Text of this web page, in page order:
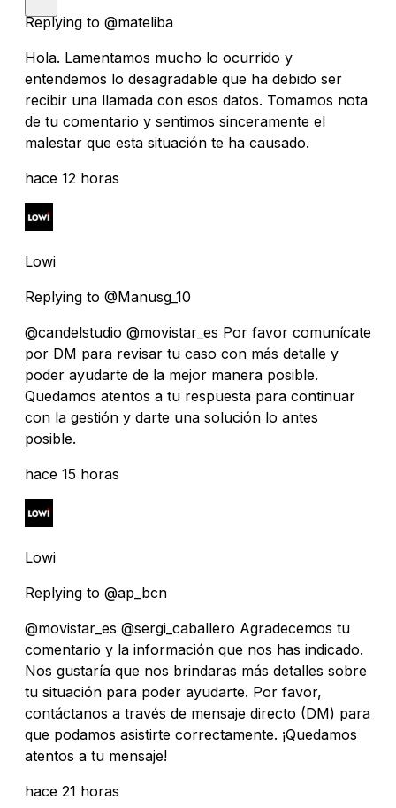
Replying to @mateliba
Hola. Lamentamos mucho lo ocurrido y
entendemos lo desagradable que ha debido ser
recibir una llamada con esos datos. Tomamos nota
de tu comentario y sentimos sinceramente el
malestar que esta situación te ha causado.
hace 12 horas
Lowi
Replying to @Manusg_10
@candelstudio @movistar_es Por favor comunícate
por DM para revisar tu caso con más detalle y
poder ayudarte de la mejor manera posible.
Quedamos atentos a tu respuesta para continuar
con la gestión y darte una solución lo antes
posible.
hace 15 horas
Lowi
Replying to @ap_bcn
@movistar_es @sergi_caballero Agradecemos tu
comentario y la información que nos has indicado.
Nos gustaría que nos brindaras más detalles sobre
tu situación para poder ayudarte. Por favor,
contáctanos a través de mensaje directo (DM) para
que podamos asistirte correctamente. ¡Quedamos
atentos a tu mensaje!
hace 21 horas